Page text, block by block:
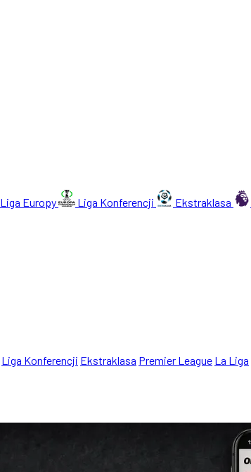
Liga Europy Liga Konferencji Ekstraklasa
Liga Konferencji Ekstraklasa Premier League La Liga